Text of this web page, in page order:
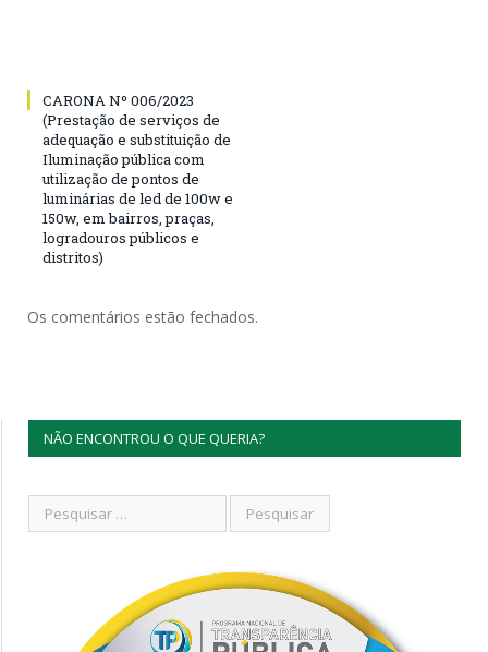
CARONA Nº 006/2023
(Prestação de serviços de
adequação e substituição de
Iluminação pública com
utilização de pontos de
luminárias de led de 100w e
150w, em bairros, praças,
logradouros públicos e
distritos)
Os comentários estão fechados.
NÃO ENCONTROU O QUE QUERIA?